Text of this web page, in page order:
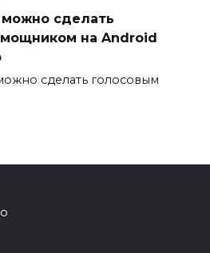
сделать
на Android
сделать голосовым